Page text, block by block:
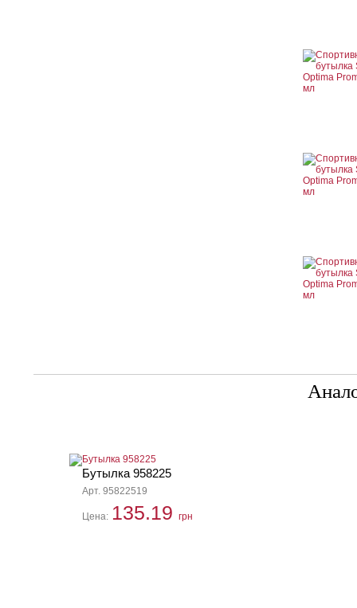
Бутылка 958225
Арт. 95822519
Цена: 135.19 грн